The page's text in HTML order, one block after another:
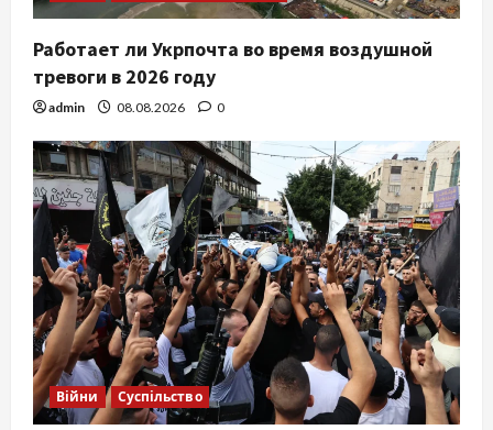
Работает ли Укрпочта во время воздушной
тревоги в 2026 году
admin 08.08.2026 0
Війни Суспільство